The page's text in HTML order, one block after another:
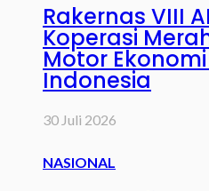
Rakernas VIII
Koperasi
Motor
Indonesia
30 Juli 2026
NASIONAL